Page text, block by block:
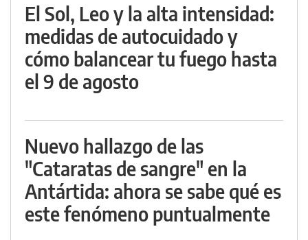
El Sol, Leo y la alta intensidad:
medidas de autocuidado y
cómo balancear tu fuego hasta
el 9 de agosto
Nuevo hallazgo de las
"Cataratas de sangre" en la
Antártida: ahora se sabe qué es
este fenómeno puntualmente